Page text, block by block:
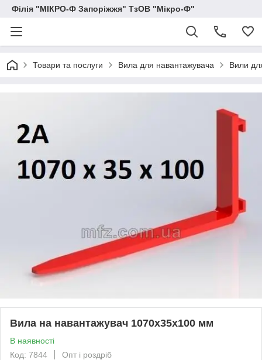
Філія "МІКРО-Ф Запоріжжя" ТзОВ "Мікро-Ф"
Товари та послуги Вила для навантажувача Вили
Вила на навантажувач 1070х35х100 мм
В наявності
Код: 7844
Опт і роздріб